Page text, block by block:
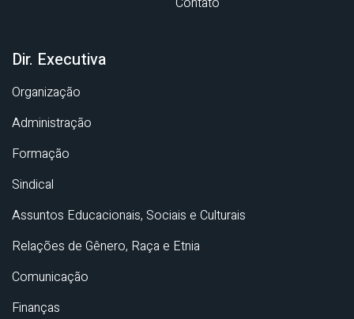
Dir. Executiva
Organização
Administração
Formação
Sindical
Assuntos Educacionais, Sociais e Culturais
Relações de Gênero, Raça e Etnia
Comunicação
Finanças